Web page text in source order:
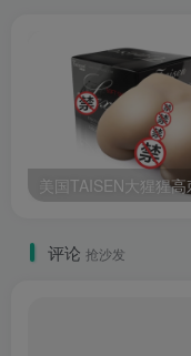
评论 抢沙发